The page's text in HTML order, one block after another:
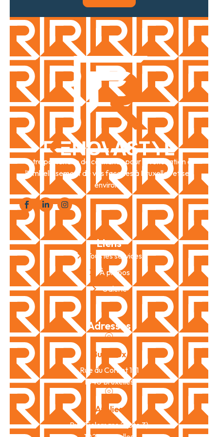
Votre partenaire de confiance pour la rénovation et
l’embellissement de vos façades à Bruxelles et ses
environs.
Liens
Tous les services
À propos
Galerie
Adresses
Bureaux
Rue du Cornet 191
1040 Bruxelles
Atelier
Rue Tielemans 2 (bte 3)